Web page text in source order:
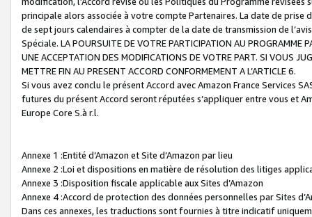
principale alors associée à votre compte Partenaires. La date de
de sept jours calendaires à compter de la date de transmission de
Spéciale. LA POURSUITE DE VOTRE PARTICIPATION AU PROGRAMME
UNE ACCEPTATION DES MODIFICATIONS DE VOTRE PART. SI VOUS
METTRE FIN AU PRESENT ACCORD CONFORMEMENT A L’ARTICLE 6.
Si vous avez conclu le présent Accord avec Amazon France Services
futures du présent Accord seront réputées s’appliquer entre vous et
Europe Core S.à r.l.
Annexe 1 :Entité d’Amazon et Site d’Amazon par lieu
Annexe 2 :Loi et dispositions en matière de résolution des litiges
Annexe 3 :Disposition fiscale applicable aux Sites d’Amazon
Annexe 4 :Accord de protection des données personnelles par Sites
Dans ces annexes, les traductions sont fournies à titre indicatif